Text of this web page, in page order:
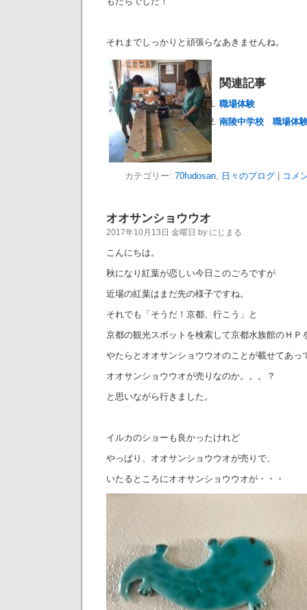
それまでしっかりと頑張らなあきませんね。
関連記事
職場体験
南陵中学校 職場体
カテゴリー: 70fudosan, 日々のブログ| コメ
オオサンショウウオ
2017年10月13日 金曜日 by にじまる
こんにちは。
秋になり紅葉が恋しい今日このごろですが
近場の紅葉はまだ先の様子ですね。
それでも「そうだ！京都、行こう」と
京都の観光スポットを検索して京都水族館のＨＰ
やたらとオオサンショウウオのことが載せてあっ
オオサンショウウオが売りなのか。。。？
と思いながら行きました。
イルカのショーも良かったけれど
やっぱり、オオサンショウウオが売りで、
いたるところにオオサンショウウオが・・・